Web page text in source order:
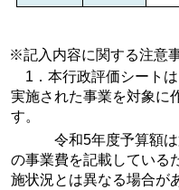
※記入内容に関する注意
1．本行政評価シートは
実施された事業を対象に
す。
令和5年度予算額は
の事業費を記載している
施状況とは異なる場合が